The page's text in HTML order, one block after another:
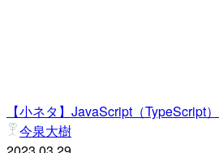
【小ネタ】JavaScript（
今泉大樹